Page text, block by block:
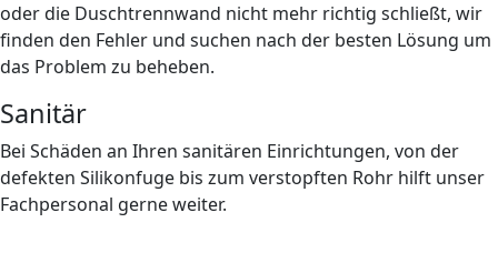
oder die Duschtrennwand nicht mehr richtig schließt, wir
finden den Fehler und suchen nach der besten Lösung um
das Problem zu beheben.
Sanitär
Bei Schäden an Ihren sanitären Einrichtungen, von der
defekten Silikonfuge bis zum verstopften Rohr hilft unser
Fachpersonal gerne weiter.